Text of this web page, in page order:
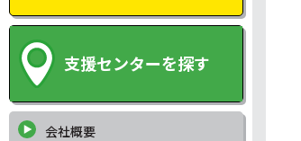
支援センターを探す
会社概要